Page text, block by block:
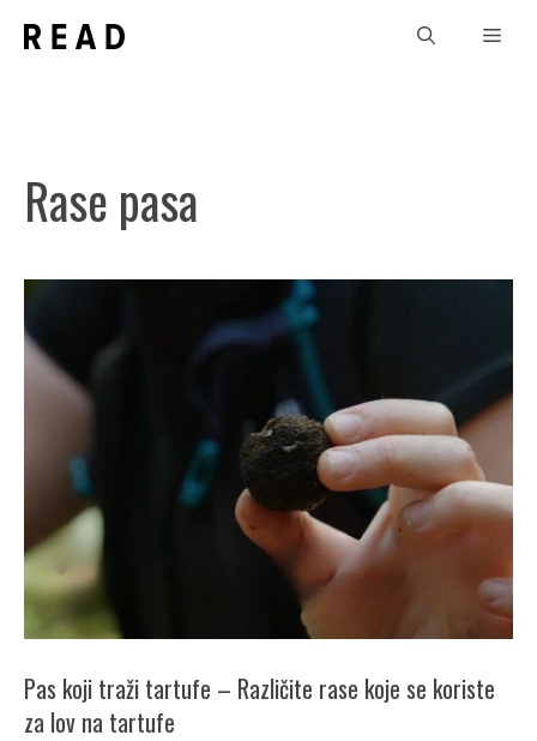
Rase pasa
Pas koji traži tartufe – Različite rase koje se koriste
za lov na tartufe